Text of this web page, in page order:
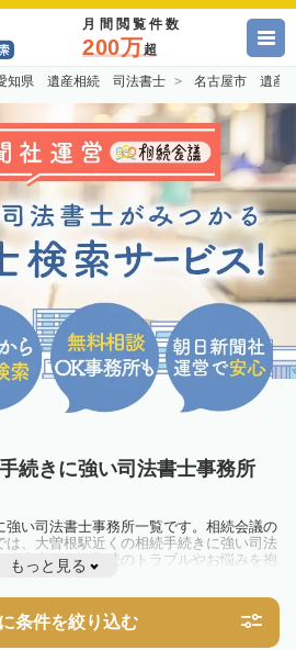
月間閲覧件数
200万超
知県 遺産相続 司法書士 名古屋市 遺産
続きに強い司法書士事務所
強い司法書士事務所一覧です。相続会議の
は、大曽根駅近くの相続手続きに強い司法
出来ます。相続のトラブルやお悩みを抱
士に相談してみましょう。
もっと見る
条件を絞り込む